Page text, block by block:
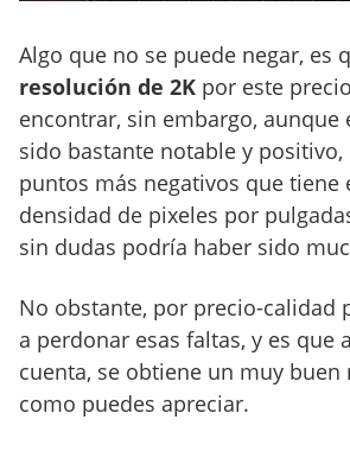
Algo que no se puede negar, es
resolución de 2K por este
encontrar, sin embargo, aunque
sido bastante notable y positivo,
puntos más negativos que tiene
densidad de pixeles por
sin dudas podría haber sido
No obstante, por precio-calidad
a perdonar esas faltas, y es que
cuenta, se obtiene un muy buen
como puedes apreciar.